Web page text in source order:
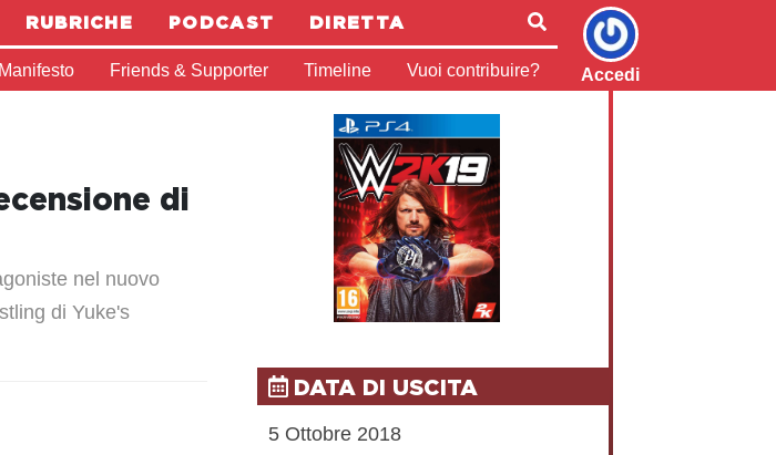
RUBRICHE PODCAST DIRETTA
Manifesto Friends & Supporter Timeline Vuoi contribuire? Accedi
di
nel nuovo
di Yuke's
DATA DI USCITA
5 Ottobre 2018